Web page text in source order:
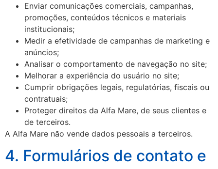
Enviar comunicações comerciais, campanhas,
promoções, conteúdos técnicos e materiais
institucionais;
Medir a efetividade de campanhas de marketing e
anúncios;
Analisar o comportamento de navegação no site;
Melhorar a experiência do usuário no site;
Cumprir obrigações legais, regulatórias, fiscais ou
contratuais;
Proteger direitos da Alfa Mare, de seus clientes e
de terceiros.
A Alfa Mare não vende dados pessoais a terceiros.
4. Formulários de contato e